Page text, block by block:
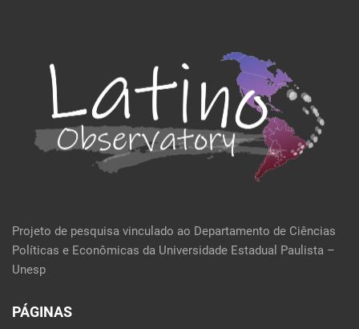
Projeto de pesquisa vinculado ao Departamento de Ciências
Políticas e Econômicas da Universidade Estadual Paulista –
Unesp
PÁGINAS